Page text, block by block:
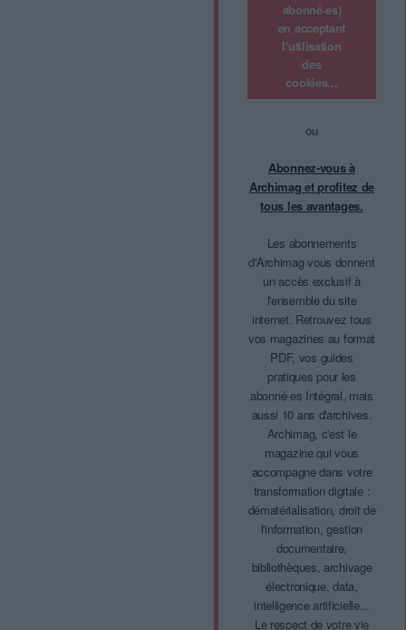
abonné·es)
en acceptant
l'utilisation
des
cookies...
ou
Abonnez-vous à
Archimag et profitez de
tous les avantages.
Les abonnements
d'Archimag vous donnent
un accès exclusif à
l'ensemble du site
internet. Retrouvez tous
vos magazines au format
PDF, vos guides
pratiques pour les
abonné·es Intégral, mais
aussi 10 ans d'archives.
Archimag, c'est le
magazine qui vous
accompagne dans votre
transformation digitale :
dématérialisation, droit de
l'information, gestion
documentaire,
bibliothèques, archivage
électronique, data,
intelligence artificielle...
Le respect de votre vie